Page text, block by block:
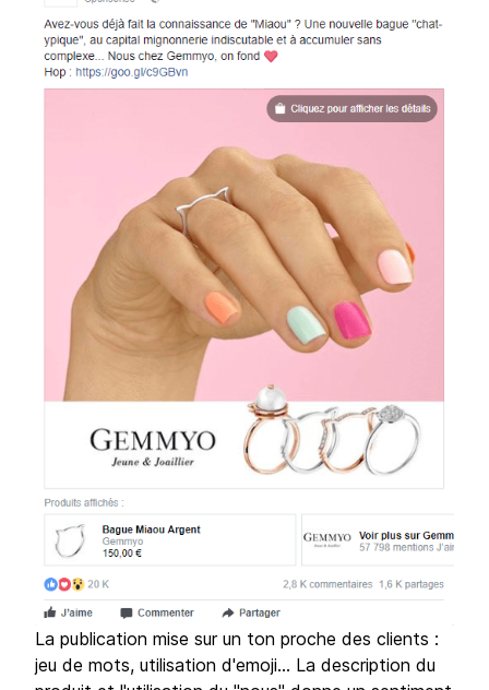
La publication mise sur un ton proche des clients :
jeu de mots, utilisation d'emoji... La description du